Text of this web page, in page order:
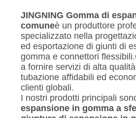
CITAZIONE
MAPPA
DEL
SITO
POLITICA
JINGNING Gomma di
comuneè un produttore
specializzato nella
ed esportazione di giunti di
gomma e connettori
a fornire servizi di alta
tubazione affidabili ed
clienti globali.
I nostri prodotti principali
espansione in gomma a